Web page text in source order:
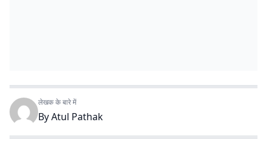
लेखक के बारे में
ByAtul Pathak